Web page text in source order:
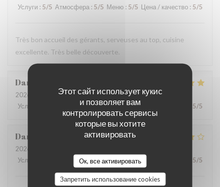
Этот сайт использует кукис
и позволяет вам
контролировать сервисы
которые вы хотите
активировать
Ок, все активировать
Запретить использование cookies
Услуги : 5/5 Атмосфера : 5/5 Меню : 5/5 Цена / качество : 5/5
Très bon accueil des gérants, serveuses au top, cuisine
excellente. Très belle découverte.
Daniel
2026-08-06
- 12:30 - гости 6
Услуги
Атмосфера:5/5 Меню 5/5 5/5
Danny
2026-08-06
Услуги
Атмосфера :4/5 Меню:4/5 5/5